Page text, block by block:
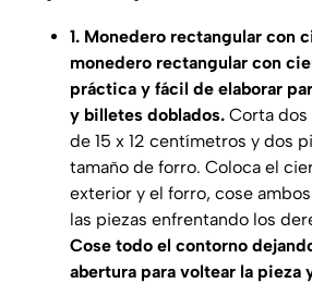
1. Monedero rectangular con
monedero rectangular con
práctica y fácil de elaborar
y billetes doblados. Corta
de 15 x 12 centímetros y dos
tamaño de forro. Coloca el
exterior y el forro, cose
las piezas enfrentando los
Cose todo el contorno
abertura para voltear la pieza